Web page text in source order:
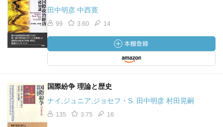
田中明彦 中西寛
99 3.60 14
国際紛争 理論と歴史
ナイ,ジュニア,ジョセフ・S. 田中明彦 村田晃嗣
135 3.75 16